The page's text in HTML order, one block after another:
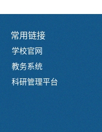
常用链接
学校官网
教务系统
科研管理平台